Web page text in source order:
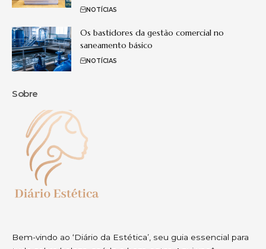
NOTÍCIAS
Os bastidores da gestão comercial no
saneamento básico
NOTÍCIAS
Sobre
Bem-vindo ao ‘Diário da Estética’, seu guia essencial para